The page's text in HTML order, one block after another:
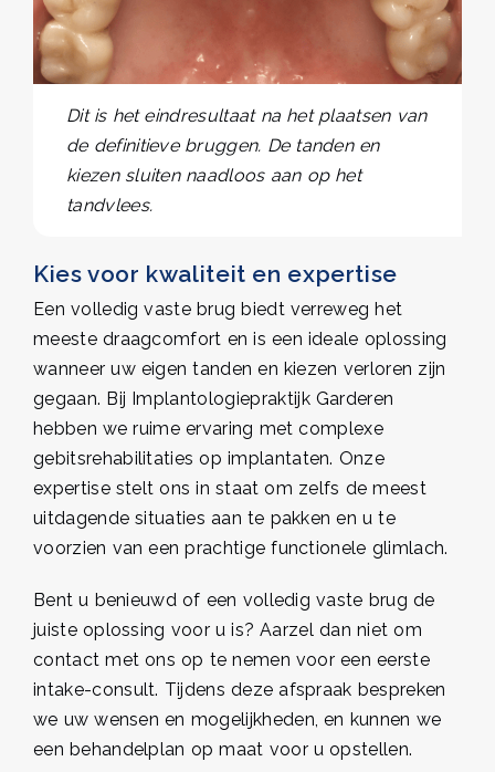
Dit is het eindresultaat na het plaatsen van
de definitieve bruggen. De tanden en
kiezen sluiten naadloos aan op het
tandvlees.
Kies voor kwaliteit en expertise
Een volledig vaste brug biedt verreweg het
meeste draagcomfort en is een ideale oplossing
wanneer uw eigen tanden en kiezen verloren zijn
gegaan. Bij Implantologiepraktijk Garderen
hebben we ruime ervaring met complexe
gebitsrehabilitaties op implantaten. Onze
expertise stelt ons in staat om zelfs de meest
uitdagende situaties aan te pakken en u te
voorzien van een prachtige functionele glimlach.
Bent u benieuwd of een volledig vaste brug de
juiste oplossing voor u is? Aarzel dan niet om
contact met ons op te nemen voor een eerste
intake-consult. Tijdens deze afspraak bespreken
we uw wensen en mogelijkheden, en kunnen we
een behandelplan op maat voor u opstellen.